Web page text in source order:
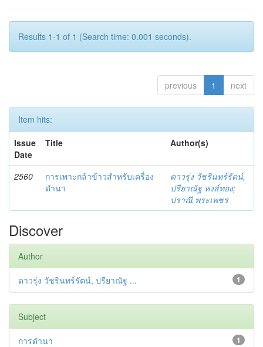
Results 1-1 of 1 (Search time: 0.001 seconds).
previous 1 next
Item hits:
Issue
Date
Title Author(s)
2560
การเพาะกล้าข้าวสำหรับเครื่อง
ดำนา
ดาวรุ่ง วัชรินทร์รัตน์,
ปรียาณัฐ หงส์ทอง;
ปราณี พระเพชร
Discover
Author
1
ดาวรุ่ง วัชรินทร์รัตน์, ปรียาณัฐ ...
Subject
1
การดำนา